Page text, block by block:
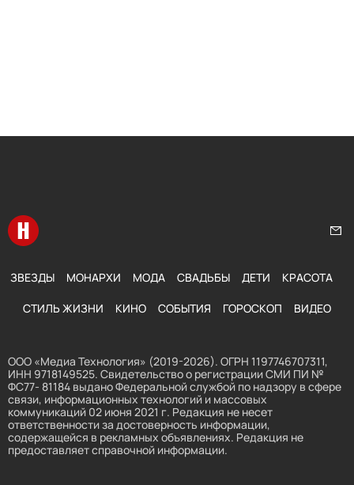
Перейти на главную
ЗВЕЗДЫ МОНАРХИ МОДА СВАДЬБЫ ДЕТИ КРАСОТА
СТИЛЬ ЖИЗНИ КИНО СОБЫТИЯ ГОРОСКОП ВИДЕО
ООО «Медиа Технология» (2019-2026). ОГРН 1197746707311,
ИНН 9718149525. Свидетельство о регистрации СМИ ПИ №
ФС77- 81184 выдано Федеральной службой по надзору в сфере
связи, информационных технологий и массовых
коммуникаций 02 июня 2021 г. Редакция не несет
ответственности за достоверность информации,
содержащейся в рекламных объявлениях. Редакция не
предоставляет справочной информации.